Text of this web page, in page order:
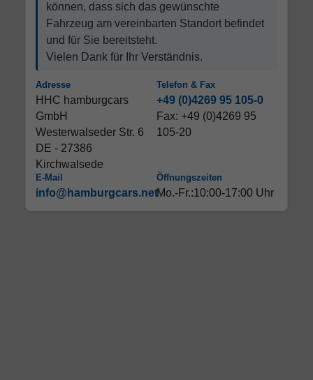
können, dass sich das gewünschte
Fahrzeug am vereinbarten Standort befindet
und für Sie bereitsteht.
Vielen Dank für Ihr Verständnis.
Adresse
HHC hamburgcars
GmbH
Westerwalseder Str. 6
DE - 27386
Kirchwalsede
Telefon & Fax
+49 (0)4269 95 105-0
Fax: +49 (0)4269 95
105-20
E-Mail
info@hamburgcars.net
Öffnungszeiten
Mo.-Fr.:10:00-17:00 Uhr